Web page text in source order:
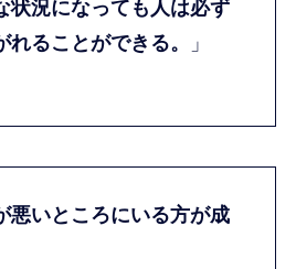
状況になっても人は必ず
ることができる。
」
悪いところにいる方が成